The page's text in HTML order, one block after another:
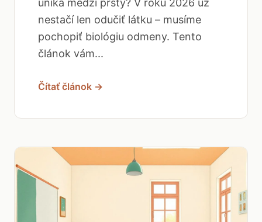
uniká medzi prsty? V roku 2026 už
nestačí len odučiť látku – musíme
pochopiť biológiu odmeny. Tento
článok vám...
Čítať článok →